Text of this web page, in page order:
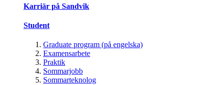
Karriär på Sandvik
Student
Graduate program (på engelska)
Examensarbete
Praktik
Sommarjobb
Sommarteknolog